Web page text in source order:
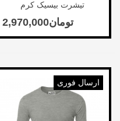
تیشرت بیسیک کرم
‎تومان2,970,000
ارسال فوری